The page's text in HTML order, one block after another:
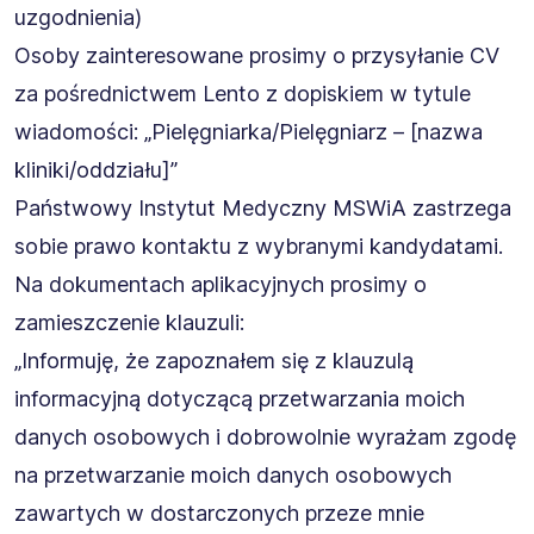
uzgodnienia)
Osoby zainteresowane prosimy o przysyłanie CV
za pośrednictwem Lento z dopiskiem w tytule
wiadomości: „Pielęgniarka/Pielęgniarz – [nazwa
kliniki/oddziału]”
Państwowy Instytut Medyczny MSWiA zastrzega
sobie prawo kontaktu z wybranymi kandydatami.
Na dokumentach aplikacyjnych prosimy o
zamieszczenie klauzuli:
„Informuję, że zapoznałem się z klauzulą
informacyjną dotyczącą przetwarzania moich
danych osobowych i dobrowolnie wyrażam zgodę
na przetwarzanie moich danych osobowych
zawartych w dostarczonych przeze mnie